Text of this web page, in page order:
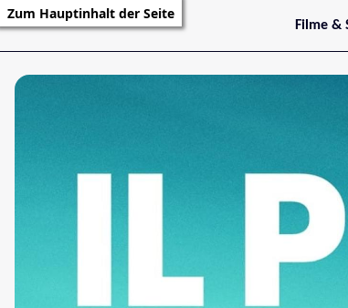
Zum Hauptinhalt der Seite
Filme &
Trailer